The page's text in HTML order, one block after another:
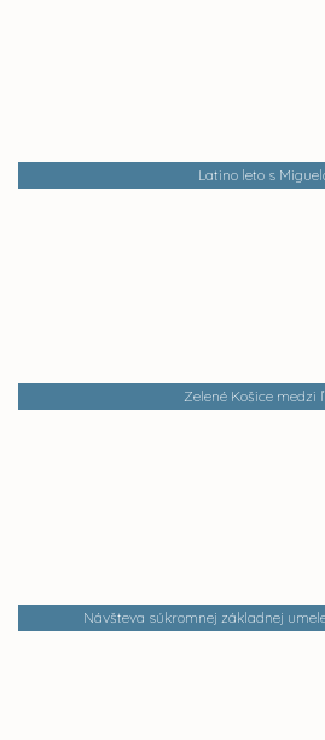
Latino leto s
Zelené Košice medzi
Návšteva súkromnej základnej